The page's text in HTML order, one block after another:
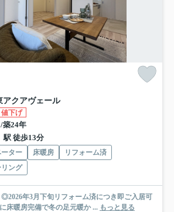
アクアヴェール
値下げ
築24年
駅 徒歩13分
ター 床暖房
リフォーム済
ング
年3月下旬リフォーム済につき即ご入居可
床暖房完備で冬の足元暖か ... もっと見る